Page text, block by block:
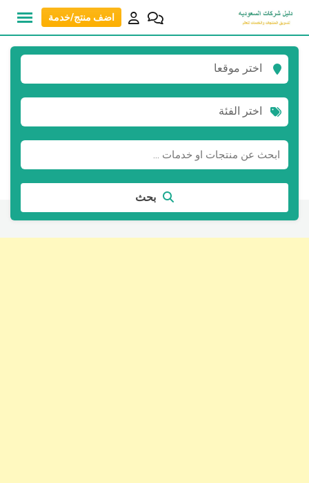
انتقل
المحتوى
اضف منتج/خدمة
اختر موقعا
اختر الفئة
بحث